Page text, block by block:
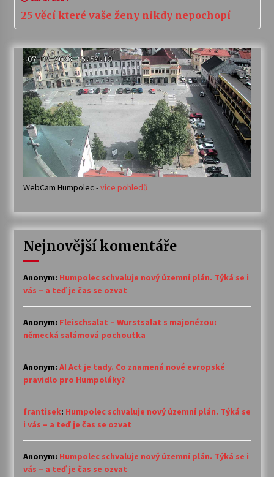
25 věcí které vaše ženy nikdy nepochopí
WebCam Humpolec -více pohledů
Nejnovější komentáře
Anonym: Humpolec schvaluje nový územní plán. Týká se i
vás – a teď je čas se ozvat
Anonym: Fleischsalat – Wurstsalat s majonézou:
německá salámová pochoutka
Anonym: AI Act je tady. Co znamená nové evropské
pravidlo pro Humpoláky?
frantisek: Humpolec schvaluje nový územní plán. Týká se
i vás – a teď je čas se ozvat
Anonym: Humpolec schvaluje nový územní plán. Týká se i
vás – a teď je čas se ozvat